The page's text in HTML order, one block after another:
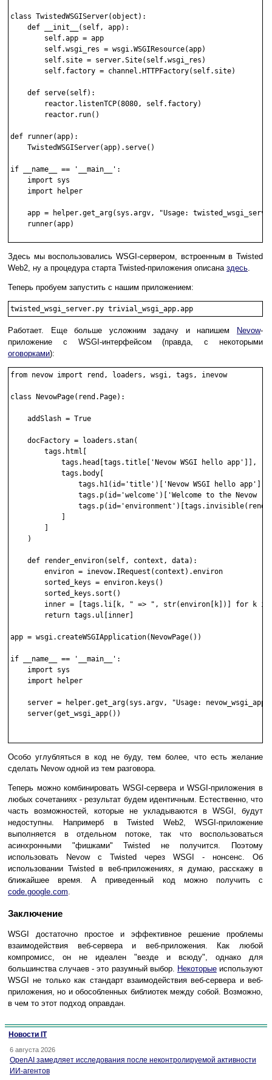
class TwistedWSGIServer(object):
    def __init__(self, app):
        self.app = app
        self.wsgi_res = wsgi.WSGIResource(app)
        self.site = server.Site(self.wsgi_res)
        self.factory = channel.HTTPFactory(self.site)
    def serve(self):
        reactor.listenTCP(8080, self.factory)
        reactor.run()
def runner(app):
    TwistedWSGIServer(app).serve()
if __name__ == '__main__':
    import sys
    import helper
app = helper.get_arg(sys.argv, "Usage:
    runner(app)
Здесь мы воспользовались WSGI-сервером, встроенным в Twisted
Web2, ну а процедура старта Twisted-приложения описана здесь.
Теперь пробуем запустить с нашим приложением:
Работает. Еще больше усложним задачу и напишем Nevow-
приложение с WSGI-интерфейсом (правда, с некоторыми
оговорками):
from nevow import rend, loaders, wsgi, tags, inevow
class NevowPage(rend.Page):
    addSlash = True
    docFactory = loaders.stan(
        tags.html[
            tags.head[tags.title['Nevow WSGI hello app']],
            tags.body[
                tags.h1(id='title')['Nevow WSGI hello app'],
tags.p(id='welcome')['Welcome to the Nevow
    )
    def render_environ(self, context, data):
        environ = inevow.IRequest(context).environ
        sorted_keys = environ.keys()
        sorted_keys.sort()
inner = [tags.li[k, " => ", str(environ[k])] for k
        return tags.ul[inner]
app = wsgi.createWSGIApplication(NevowPage())
if __name__ == '__main__':
    import sys
    import helper
server = helper.get_arg(sys.argv, "Usage:
    server(get_wsgi_app())
Особо углубляться в код не буду, тем более, что есть желание
сделать Nevow одной из тем разговора.
Теперь можно комбинировать WSGI-сервера и WSGI-приложения в
любых сочетаниях - результат будем идентичным. Естественно, что
часть возможностей, которые не укладываются в WSGI, будут
недоступны. Напримерб в Twisted Web2, WSGI-приложение
выполняется в отдельном потоке, так что воспользоваться
асинхронными "фишками" Twisted не получится. Поэтому
использовать Nevow с Twisted через WSGI - нонсенс. Об
использовании Twisted в веб-приложениях, я думаю, расскажу в
ближайшее время. А приведенный код можно получить с
code.google.com.
Заключение
WSGI достаточно простое и эффективное решение проблемы
взаимодействия веб-сервера и веб-приложения. Как любой
компромисс, он не идеален "везде и всюду", однако для
большинства случаев - это разумный выбор. Некоторыеиспользуют
WSGI не только как стандарт взаимодействия веб-сервера и веб-
приложения, но и обособленных библиотек между собой. Возможно,
в чем то этот подход оправдан.
Новости IT
6 августа 2026
OpenAI замедляет исследования после неконтролируемой активности
ИИ-агентов